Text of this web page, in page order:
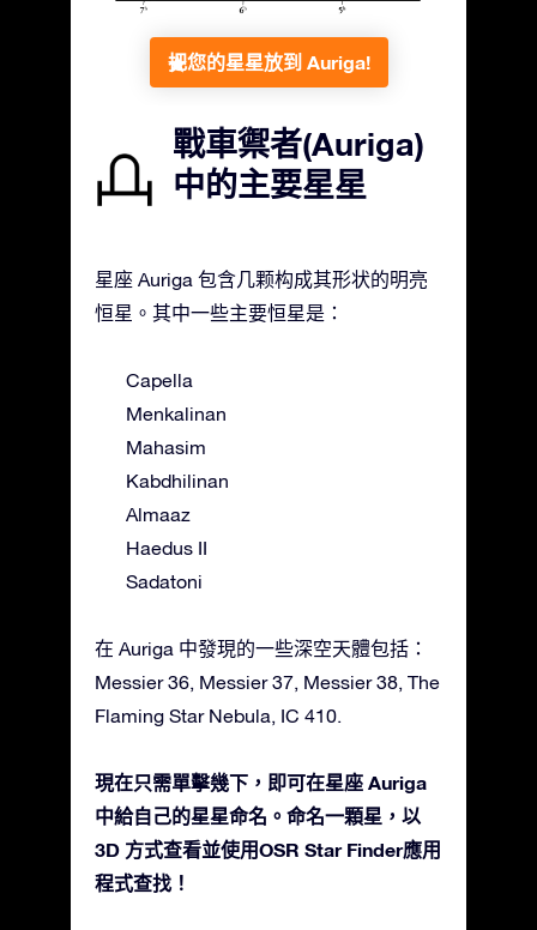
把您的星星放到 Auriga!
戰車禦者(Auriga)
中的主要星星
星座 Auriga 包含几颗构成其形状的明亮
恒星。其中一些主要恒星是：
Capella
Menkalinan
Mahasim
Kabdhilinan
Almaaz
Haedus II
Sadatoni
在 Auriga 中發現的一些深空天體包括：
Messier 36, Messier 37, Messier 38, The
Flaming Star Nebula, IC 410.
現在只需單擊幾下，即可在星座 Auriga
中給自己的星星命名。命名一顆星，以
3D 方式查看並使用OSR Star Finder應用
程式查找！